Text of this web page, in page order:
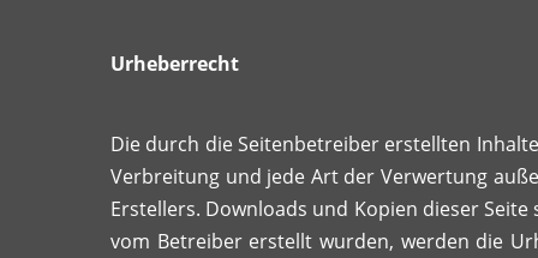
Urheberrecht
Die durch die Seitenbetreiber erstellten
Verbreitung und jede Art der Verwertung
Erstellers. Downloads und Kopien dieser
vom Betreiber erstellt wurden, werden die